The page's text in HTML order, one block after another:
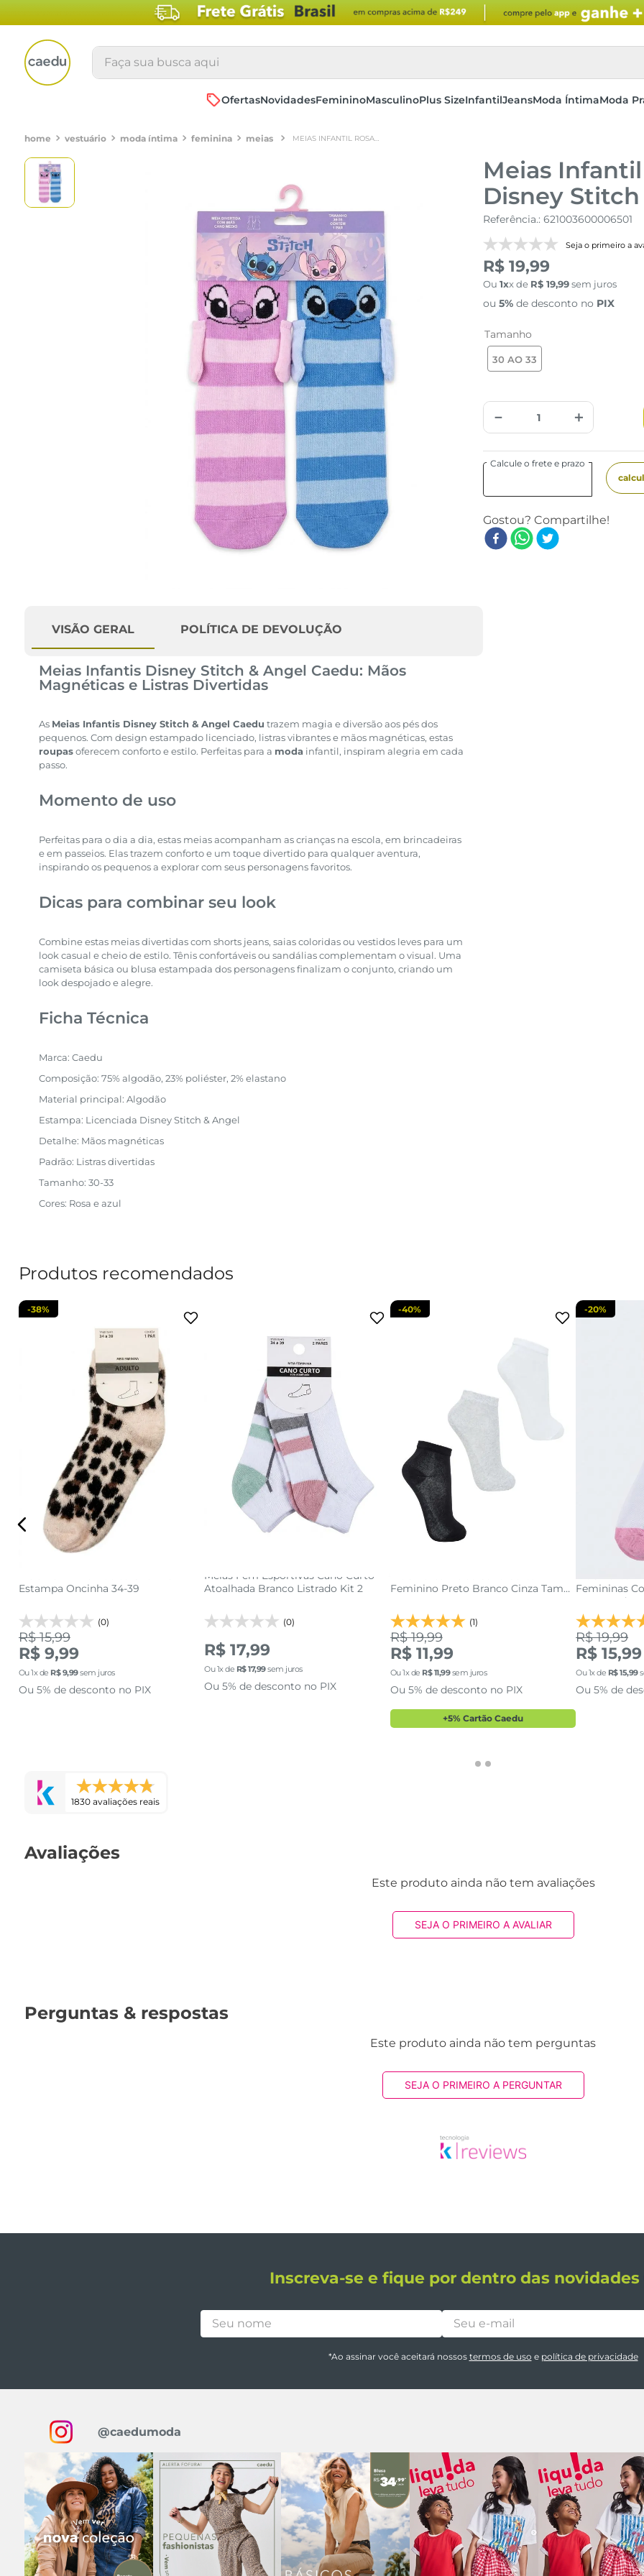
Faça sua busca aqui
OfertasNovidadesFemininoMasculinoPlus SizeInfantilJeansModa ÍntimaModa
vestuário moda íntima feminina meias MEIAS INFANTIL ROSA E AZUL 30-33 DISNEY STITCH & ANGEL
Meias
Disney
Referência.: 621003600006501
Seja o primeiro a
R$ 19,99
Ou 1 x de R$ 19,99sem juros
ou 5% de desconto no PIX
Tamanho
30 AO 33
＋
－
VISÃO GERAL POLÍTICA DE DEVOLUÇÃO
Meias Infantis Disney Stitch & Angel Caedu: Mãos
Magnéticas e Listras Divertidas
As Meias Infantis Disney Stitch & Angel Caedu trazem magia e diversão aos pés dos
pequenos. Com design estampado licenciado, listras vibrantes e mãos magnéticas, estas
roupasoferecem conforto e estilo. Perfeitas para a moda infantil, inspiram alegria em cada
passo.
Momento de uso
Perfeitas para o dia a dia, estas meias acompanham as crianças na escola, em brincadeiras
e em passeios. Elas trazem conforto e um toque divertido para qualquer aventura,
inspirando os pequenos a explorar com seus personagens favoritos.
Dicas para combinar seu look
Combine estas meias divertidas com shorts jeans, saias coloridas ou vestidos leves para um
look casual e cheio de estilo. Tênis confortáveis ou sandálias complementam o visual. Uma
camiseta básica ou blusa estampada dos personagens finalizam o conjunto, criando um
look despojado e alegre.
Ficha Técnica
Marca: Caedu
Composição: 75% algodão, 23% poliéster, 2% elastano
Material principal: Algodão
Estampa: Licenciada Disney Stitch & Angel
Detalhe: Mãos magnéticas
Padrão: Listras divertidas
Tamanho: 30-33
Cores: Rosa e azul
Produtos recomendados
34 AO 39
adicionar a sacola
Estampa Oncinha 34-39
(0)
-38%
R$ 15,99
R$ 9,99
Ou1x de R$9,99sem juros
Ou 5% de desconto no PIX
34 AO 39
Meias Fem Esportivas Cano Curto
Atoalhada Branco Listrado Kit 2
(0)
R$ 17,99
Ou1x de R$17,99sem juros
Ou 5% de desconto no PIX
Feminino Preto Branco Cinza Tam
(1)
-40%
R$ 19,99
R$ 11,99
Ou1x de R$11,99sem juros
Ou 5% de desconto no PIX
+5% Cartão Caedu
Femininas
Estampadas
-20%
R$ 19,99
R$ 15,99
Ou1x de R$15,99
Ou 5% de
1830 avaliações reais
Avaliações
Este produto ainda não tem avaliações
SEJA O PRIMEIRO A AVALIAR
Perguntas & respostas
Este produto ainda não tem perguntas
SEJA O PRIMEIRO A PERGUNTAR
Inscreva-se e fique por dentro das novidades
*Ao assinar você aceitará nossos termos de uso e política de privacidade
@caedumoda